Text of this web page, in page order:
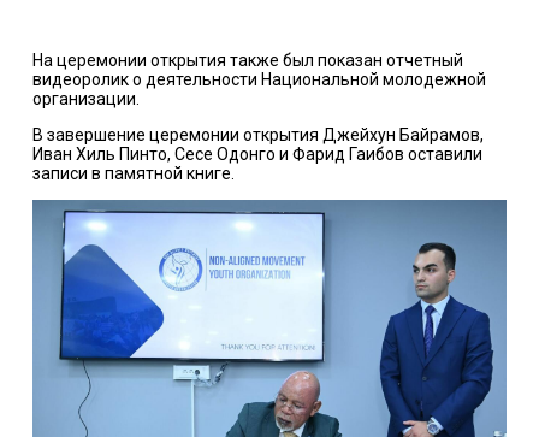
На церемонии открытия также был показан отчетный
видеоролик о деятельности Национальной молодежной
организации.
В завершение церемонии открытия Джейхун Байрамов,
Иван Хиль Пинто, Сесе Одонго и Фарид Гаибов оставили
записи в памятной книге.